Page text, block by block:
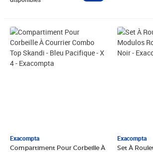
Exacompta
Compartiment Pour Corbeille À
Prix 36,03€
Exacompta
Set À
Prix 39,60€